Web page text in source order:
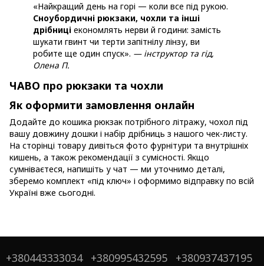
«Найкращий день на горі — коли все під рукою.
Сноубордичні рюкзаки, чохли та інші
дрібниці економлять нерви й години: замість
шукати гвинт чи терти запітнілу лінзу, ви
робите ще один спуск». — інструктор та гід,
Олена П.
ЧАВО про рюкзаки та чохли
Як оформити замовлення онлайн
Додайте до кошика рюкзак потрібного літражу, чохол під
вашу довжину дошки і набір дрібниць з нашого чек-листу.
На сторінці товару дивіться фото фурнітури та внутрішніх
кишень, а також рекомендації з сумісності. Якщо
сумніваєтеся, напишіть у чат — ми уточнимо деталі,
зберемо комплект «під ключ» і оформимо відправку по всій
Україні вже сьогодні.
+380443333034 +380995432595 +380937437195